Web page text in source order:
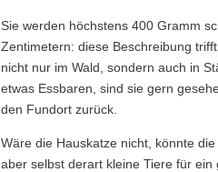
Sie werden höchstens 400 Gramm
Zentimetern: diese Beschreibung
nicht nur im Wald, sondern auch in
etwas Essbaren, sind sie gern
den Fundort zurück.
Wäre die Hauskatze nicht, könnte
aber selbst derart kleine Tiere für